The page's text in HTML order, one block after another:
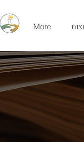
More